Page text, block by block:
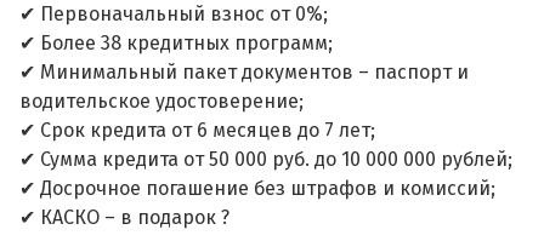
✔ Первоначальный взнос от 0%;
✔ Более 38 кредитных программ;
✔ Минимальный пакет документов – паспорт и
водительское удостоверение;
✔ Срок кредита от 6 месяцев до 7 лет;
✔ Сумма кредита от 50 000 руб. до 10 000 000 рублей;
✔ Досрочное погашение без штрафов и комиссий;
✔ КАСКО – в подарок ?